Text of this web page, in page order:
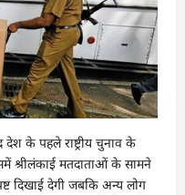
के पहले राष्ट्रीय चुनाव के
श्रीलंकाई मतदाताओं के सामने
दिखाई देगी जबकि अन्य लोग